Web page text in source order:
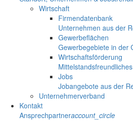
Wirtschaft
Firmendatenbank
Unternehmen aus der
Gewerbeflächen
Gewerbegebiete in der
Wirtschaftsförderung
Jobs
Jobangebote aus der
Unternehmerverband
Kontakt
Ansprechpartneraccount_circle